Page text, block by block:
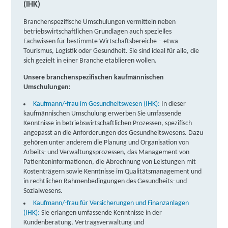
(IHK)
Branchenspezifische Umschulungen vermitteln neben
betriebswirtschaftlichen Grundlagen auch spezielles
Fachwissen für bestimmte Wirtschaftsbereiche – etwa
Tourismus, Logistik oder Gesundheit. Sie sind ideal für alle, die
sich gezielt in einer Branche etablieren wollen.
Unsere branchenspezifischen kaufmännischen
Umschulungen:
Kaufmann/-frau im Gesundheitswesen (IHK): In dieser
kaufmännischen Umschulung erwerben Sie umfassende
Kenntnisse in betriebswirtschaftlichen Prozessen, spezifisch
angepasst an die Anforderungen des Gesundheitswesens. Dazu
gehören unter anderem die Planung und Organisation von
Arbeits- und Verwaltungsprozessen, das Management von
Patienteninformationen, die Abrechnung von Leistungen mit
Kostenträgern sowie Kenntnisse im Qualitätsmanagement und
in rechtlichen Rahmenbedingungen des Gesundheits- und
Sozialwesens.
Kaufmann/-frau für Versicherungen und Finanzanlagen
(IHK): Sie erlangen umfassende Kenntnisse in der
Kundenberatung, Vertragsverwaltung und